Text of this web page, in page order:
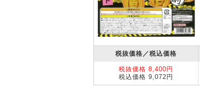
税抜価格／税込価格
税抜価格 8,400円
税込価格 9,072円